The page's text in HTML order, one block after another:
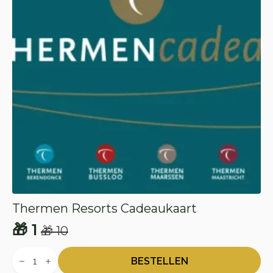
Thermen Resorts Cadeaukaart
🎁10
Oorspronkelijke
prijs
🎁 1
Huidige
prijs
Resorts
Cadeaukaart
BESTELLEN